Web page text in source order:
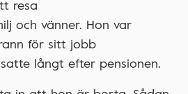
resa
och vänner. Hon var
för sitt jobb
långt efter pensionen.